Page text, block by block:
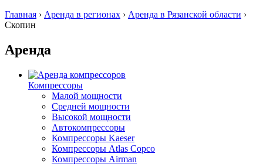
Главная › Аренда в регионах › Аренда в Рязанской области ›
Скопин
Аренда
Компрессоры
Малой мощности
Средней мощности
Высокой мощности
Автокомпрессоры
Компрессоры Kaeser
Компрессоры Atlas Copco
Компрессоры Airman